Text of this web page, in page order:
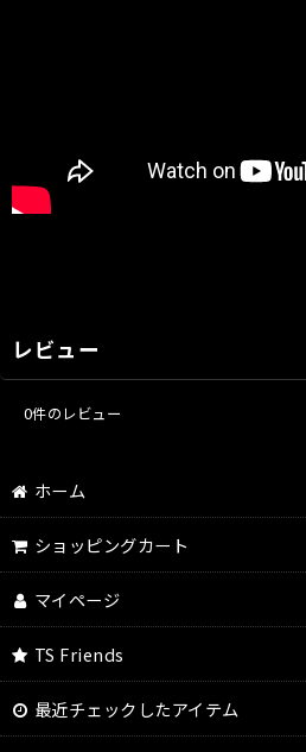
レビュー
0件のレビュー
ホーム
ショッピングカート
マイページ
TS Friends
最近チェックしたアイテム